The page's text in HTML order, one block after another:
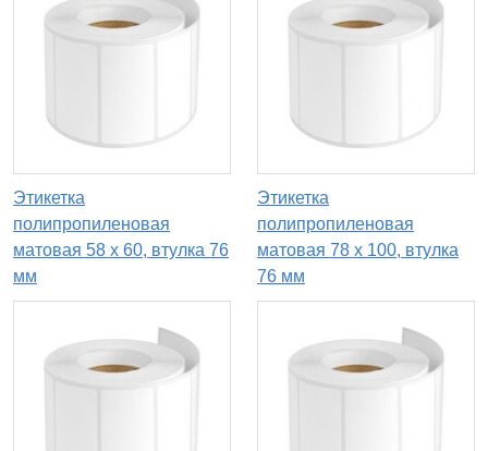
Этикетка
полипропиленовая
матовая 58 x 60, втулка 76
мм
Этикетка
полипропиленовая
матовая 78 x 100, втулка
76 мм